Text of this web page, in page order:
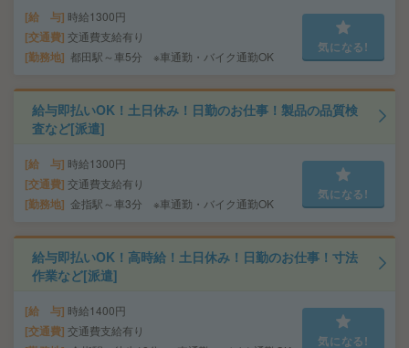
給 与 時給1300円
交通費 交通費支給有り
勤務地 都田駅～車5分 ※車通勤・バイク通勤OK
気になる!
給与即払いOK！土日休み！日勤のお仕事！製品の品質検
査など[派遣]
給 与 時給1300円
交通費 交通費支給有り
勤務地 金指駅～車3分 ※車通勤・バイク通勤OK
気になる!
給与即払いOK！高時給！土日休み！日勤のお仕事！寸法
作業など[派遣]
給 与 時給1400円
交通費 交通費支給有り
気になる!